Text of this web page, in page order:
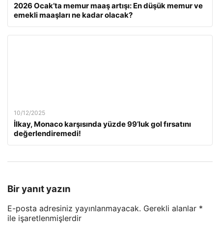
2026 Ocak’ta memur maaş artışı: En düşük memur ve
emekli maaşları ne kadar olacak?
10/12/2025
İlkay, Monaco karşısında yüzde 99’luk gol fırsatını
değerlendiremedi!
Bir yanıt yazın
E-posta adresiniz yayınlanmayacak. Gerekli alanlar *
ile işaretlenmişlerdir